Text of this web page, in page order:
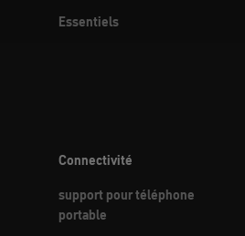
Essentiels
Connectivité
support pour téléphone
portable